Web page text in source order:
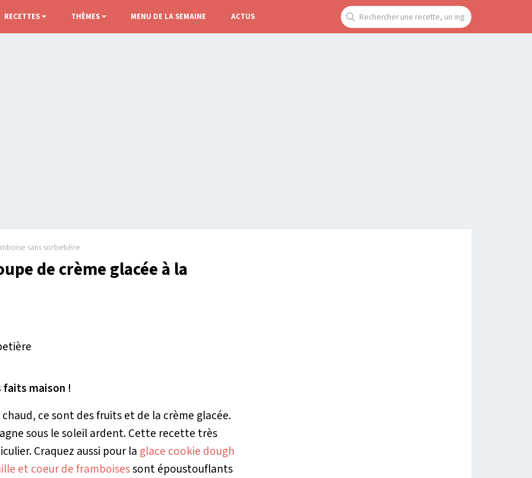
RECETTES THÈMES MENU DE LA SEMAINE ACTUS
sans sorbetière
de crème glacée à la
faits maison !
ce sont des fruits et de la crème glacée.
sous le soleil ardent. Cette recette très
Craquez aussi pour la glace cookie dough
et coeur de framboisessont époustouflants